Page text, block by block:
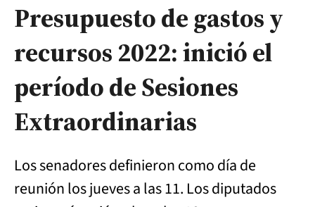
Presupuesto de gastos y
recursos 2022: inició el
período de Sesiones
Extraordinarias
Los senadores definieron como día de
reunión los jueves a las 11. Los diputados